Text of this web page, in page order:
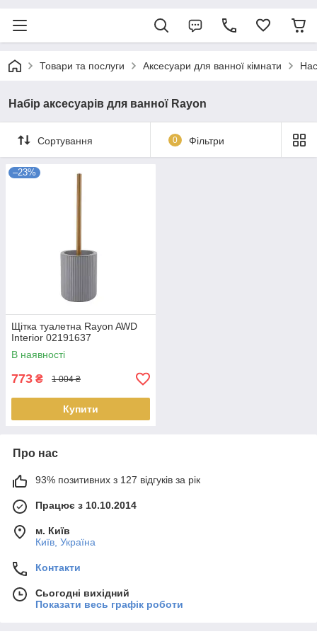
Товари та послуги Аксесуари для ванної кімнати
Набір аксесуарів для ванної Rayon
Сортування 0 Фільтри
–23%
Щітка туалетна Rayon AWD
Interior 02191637
В наявності
773 ₴ 1 004 ₴
Купити
Про нас
93% позитивних з 127 відгуків за рік
Працює з 10.10.2014
м. Київ
Київ, Україна
Контакти
Сьогодні вихідний
Показати весь графік роботи